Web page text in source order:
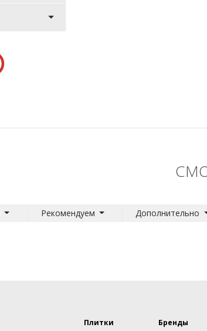
Рекомендуем Дополнительно
Плитки
Бренды